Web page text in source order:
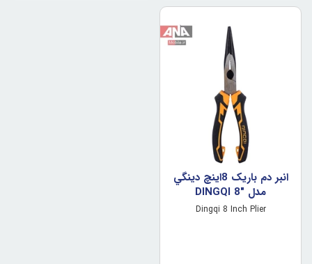
انبر دم باريک 8اينچ دينگي
مدل "DINGQI 8
Dingqi 8 Inch Plier